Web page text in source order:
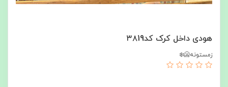
هودی داخل کرک کد۳۸19
زمستونه🥶❄️